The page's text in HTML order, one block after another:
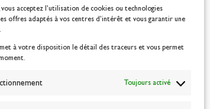
acceptez l’utilisation de cookies ou technologies
offres adaptés à vos centres d’intérêt et vous garantir une
met à votre disposition le détail des traceurs et vous permet
Toujours activé
VOUS